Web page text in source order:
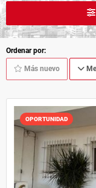
Ordenar por:
Más nuevo
OPORTUNIDAD